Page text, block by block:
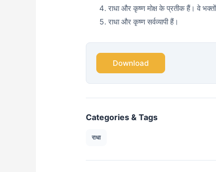
राधा और कृष्ण मोक्ष के प्रतीक हैं। वे
राधा और कृष्ण सर्वव्यापी हैं।
Download
Categories & Tags
राधा